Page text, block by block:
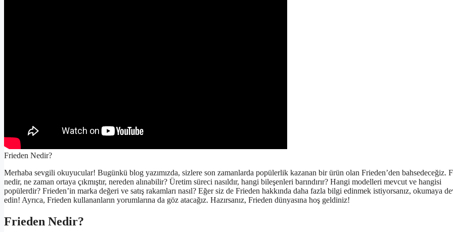
Frieden Nedir?
Merhaba sevgili okuyucular! Bugünkü blog yazımızda, sizlere son zamanlarda popülerlik kazanan bir ürün olan Frieden’den bahsedeceğiz.
nedir, ne zaman ortaya çıkmıştır, nereden alınabilir? Üretim süreci nasıldır, hangi bileşenleri barındırır? Hangi modelleri mevcut ve hangisi
popülerdir? Frieden’in marka değeri ve satış rakamları nasıl? Eğer siz de Frieden hakkında daha fazla bilgi edinmek istiyorsanız, okumaya
edin! Ayrıca, Frieden kullananların yorumlarına da göz atacağız. Hazırsanız, Frieden dünyasına hoş geldiniz!
Frieden Nedir?